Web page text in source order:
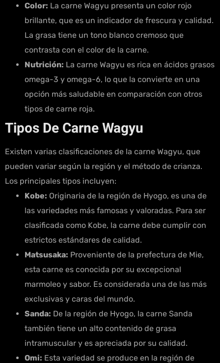
Color: La carne Wagyu presenta un color rojo
brillante, que es un indicador de frescura y calidad.
La grasa tiene un tono blanco cremoso que
contrasta con el color de la carne.
Nutrición: La carne Wagyu es rica en ácidos grasos
omega-3 y omega-6, lo que la convierte en una
opción más saludable en comparación con otros
tipos de carne roja.
Tipos De Carne Wagyu
Existen varias clasificaciones de la carne Wagyu, que
pueden variar según la región y el método de crianza.
Los principales tipos incluyen:
Kobe: Originaria de la región de Hyogo, es una de
las variedades más famosas y valoradas. Para ser
clasificada como Kobe, la carne debe cumplir con
estrictos estándares de calidad.
Matsusaka: Proveniente de la prefectura de Mie,
esta carne es conocida por su excepcional
marmoleo y sabor. Es considerada una de las más
exclusivas y caras del mundo.
Sanda: De la región de Hyogo, la carne Sanda
también tiene un alto contenido de grasa
intramuscular y es apreciada por su calidad.
Omi: Esta variedad se produce en la región de